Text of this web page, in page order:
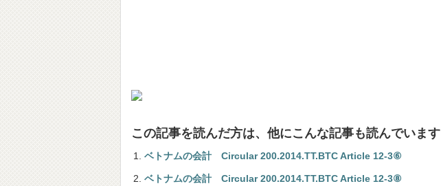
この記事を読んだ方は、他にこんな記事も読んでいます
ベトナムの会計 Circular 200.2014.TT.BTC Article 12-3⑥
ベトナムの会計 Circular 200.2014.TT.BTC Article 12-3⑧